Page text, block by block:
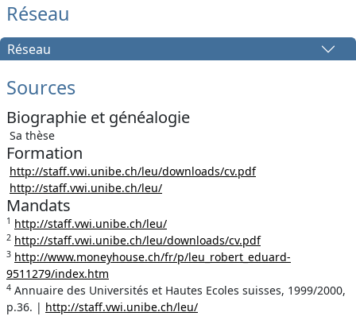
Réseau
Réseau
Sources
Biographie et généalogie
Sa thèse
Formation
http://staff.vwi.unibe.ch/leu/downloads/cv.pdf
http://staff.vwi.unibe.ch/leu/
Mandats
1 http://staff.vwi.unibe.ch/leu/
2 http://staff.vwi.unibe.ch/leu/downloads/cv.pdf
3 http://www.moneyhouse.ch/fr/p/leu_robert_eduard-
9511279/index.htm
4 Annuaire des Universités et Hautes Ecoles suisses, 1999/2000,
p.36. | http://staff.vwi.unibe.ch/leu/